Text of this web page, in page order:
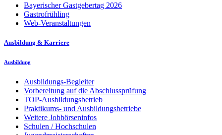
Bayerischer Gastgebertag 2026
Gastrofrühling
Web-Veranstaltungen
Ausbildung & Karriere
Ausbildung
Ausbildungs-Begleiter
Vorbereitung auf die Abschlussprüfung
TOP-Ausbildungsbetrieb
Praktikums- und Ausbildungsbetriebe
Weitere Jobbörseninfos
Schulen / Hochschulen